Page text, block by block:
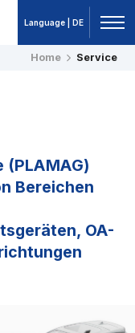
Language | DE
Home Service
Bereichen
OA-